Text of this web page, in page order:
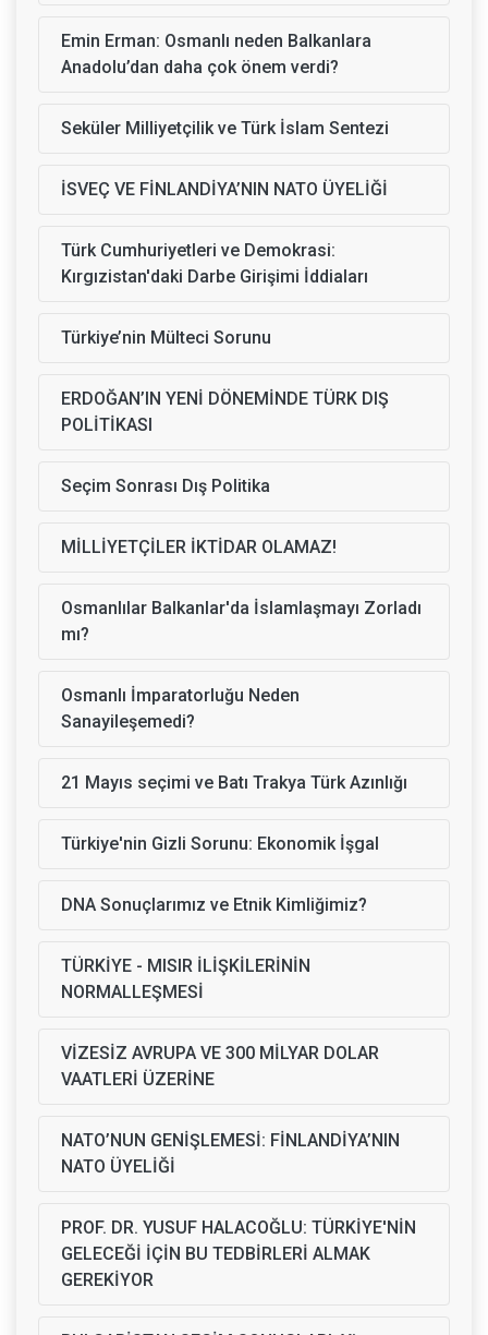
Emin Erman: Osmanlı neden Balkanlara
Anadolu’dan daha çok önem verdi?
Seküler Milliyetçilik ve Türk İslam Sentezi
İSVEÇ VE FİNLANDİYA’NIN NATO ÜYELİĞİ
Türk Cumhuriyetleri ve Demokrasi:
Kırgızistan'daki Darbe Girişimi İddiaları
Türkiye’nin Mülteci Sorunu
ERDOĞAN’IN YENİ DÖNEMİNDE TÜRK DIŞ
POLİTİKASI
Seçim Sonrası Dış Politika
MİLLİYETÇİLER İKTİDAR OLAMAZ!
Osmanlılar Balkanlar'da İslamlaşmayı Zorladı
mı?
Osmanlı İmparatorluğu Neden
Sanayileşemedi?
21 Mayıs seçimi ve Batı Trakya Türk Azınlığı
Türkiye'nin Gizli Sorunu: Ekonomik İşgal
DNA Sonuçlarımız ve Etnik Kimliğimiz?
TÜRKİYE - MISIR İLİŞKİLERİNİN
NORMALLEŞMESİ
VİZESİZ AVRUPA VE 300 MİLYAR DOLAR
VAATLERİ ÜZERİNE
NATO’NUN GENİŞLEMESİ: FİNLANDİYA’NIN
NATO ÜYELİĞİ
PROF. DR. YUSUF HALACOĞLU: TÜRKİYE'NİN
GELECEĞİ İÇİN BU TEDBİRLERİ ALMAK
GEREKİYOR